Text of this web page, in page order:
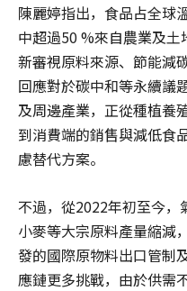
陳麗婷指出，食品占全球
中超過50 %來自農業及
新審視原料來源、節能減
回應對於碳中和等永續議
及周邊產業，正從種植養
到消費端的銷售與減低食
慮替代方案。
不過，從2022年初至今，
小麥等大宗原料產量縮減
發的國際原物料出口管制
應鏈更多挑戰，由於供需